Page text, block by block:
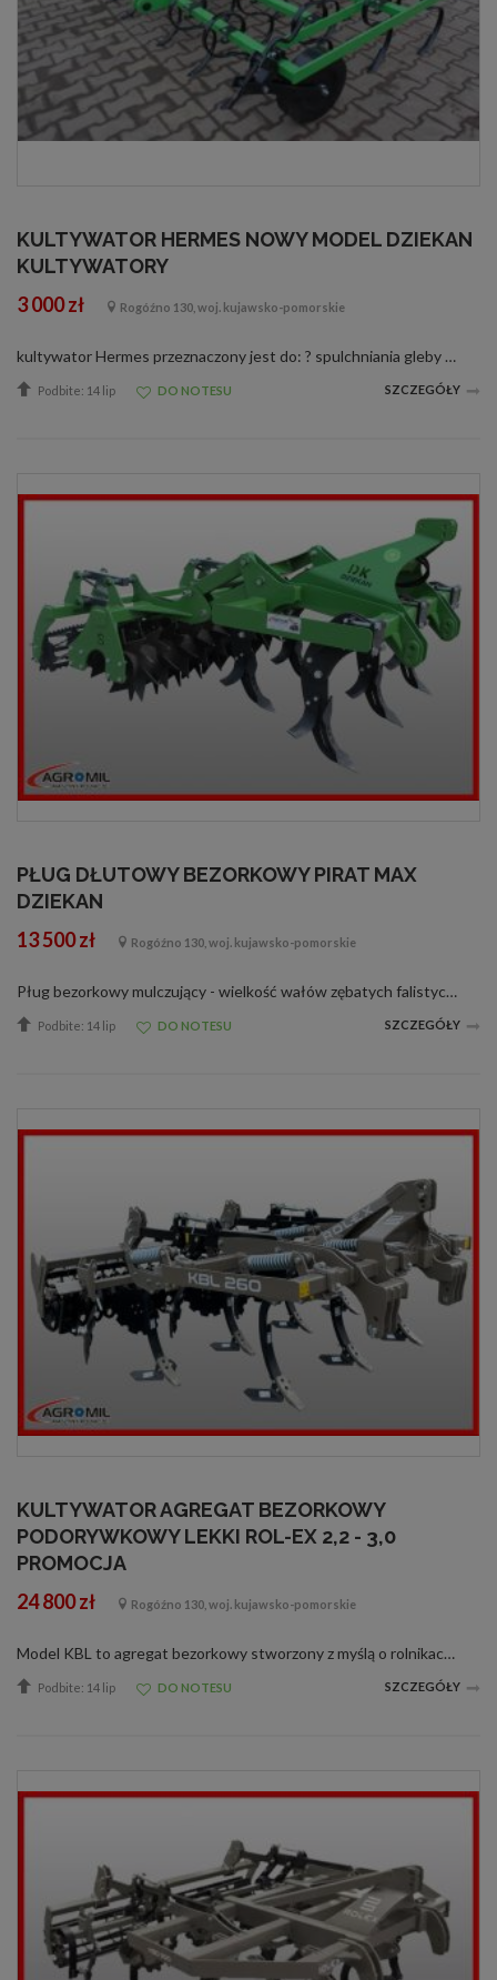
KULTYWATOR HERMES NOWY MODEL DZIEKAN
KULTYWATORY
3 000 zł Rogóźno 130, woj. kujawsko-pomorskie
kultywator Hermes przeznaczony jest do: ? spulchniania gleby ? wyciągania chwastów rozłogowych ? niszczenia chwastów nasiennych ? kultywatorowania ściernisk ? przygotowania gleby pod siew ? uprawy zelżałych i zaoranych na zimę gleb. Nadaje si
Podbite: 14 lip DO NOTESU SZCZEGÓŁY
PŁUG DŁUTOWY BEZORKOWY PIRAT MAX
DZIEKAN
13 500 zł Rogóźno 130, woj. kujawsko-pomorskie
Pług bezorkowy mulczujący - wielkość wałów zębatych falistych śr.530 przód; śr.460 tył i strunowy zębaty śr.320 Dane techniczne: - symbol PDBP18K2F2Z - głębokość pracy do 40 cm - szerokość robocza 1,8 m - ilość zębów 5 - masa 9...
Podbite: 14 lip DO NOTESU SZCZEGÓŁY
KULTYWATOR AGREGAT BEZORKOWY
PODORYWKOWY LEKKI ROL-EX 2,2 - 3,0
PROMOCJA
24 800 zł Rogóźno 130, woj. kujawsko-pomorskie
Model KBL to agregat bezorkowy stworzony z myślą o rolnikach, którzy zależy na szybkim i efektywnym pokryciu pola. Idealnie sprawdza się zarówno na ściernisku, jak i w uprawach poplonu, przy głębokości roboczej do 30 cm. Solidna rama o profil...
Podbite: 14 lip DO NOTESU SZCZEGÓŁY